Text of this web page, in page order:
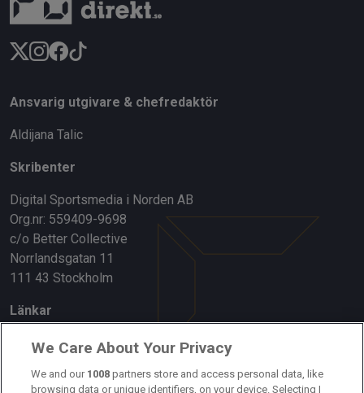
Ansvarig utgivare & chefredaktör
Aldijana Talic
Skribenter
Digital Sportsmedia i Norden AB
Org.nr: 559409-9698
c/o Better Collective
Norrlandsgatan 11
111 43 Stockholm
Länkar
Om oss
Kontakta oss
We Care About Your Privacy
We and our 1008 partners store and access personal data, like
browsing data or unique identifiers, on your device. Selecting I